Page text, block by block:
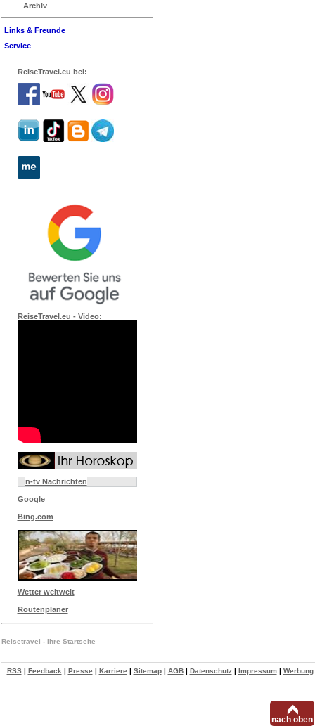
Archiv
Links & Freunde
Service
ReiseTravel.eu bei:
ReiseTravel.eu - Video:
n-tv Nachrichten
Google
Bing.com
Wetter weltweit
Routenplaner
Reisetravel - Ihre Startseite
RSS| Feedback | Presse | Karriere | Sitemap| AGB| Datenschutz| Impressum| Werbung
nach oben